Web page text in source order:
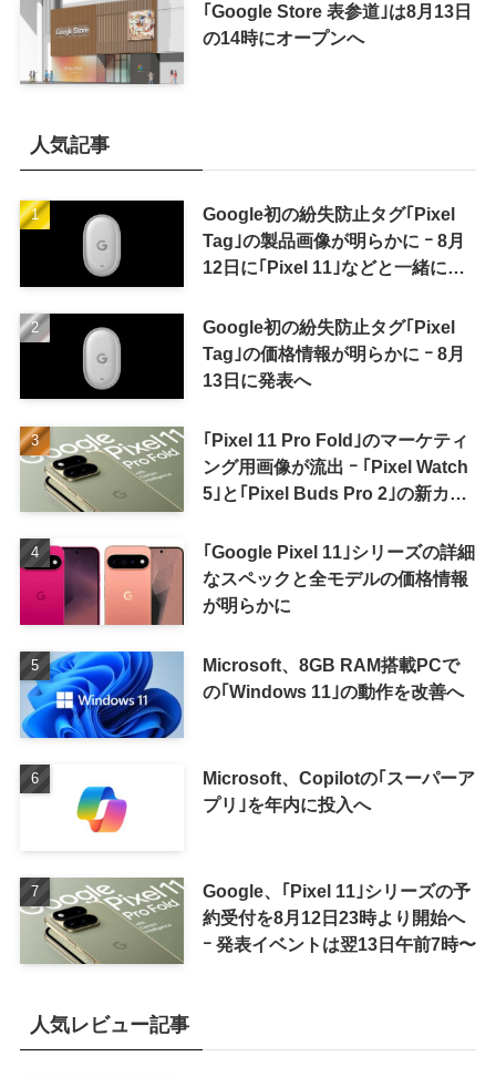
｢Google Store 表参道｣は8月13日
の14時にオープンへ
人気記事
Google初の紛失防止タグ｢Pixel
Tag｣の製品画像が明らかに ｰ 8月
12日に｢Pixel 11｣などと一緒に発
Google初の紛失防止タグ｢Pixel
Tag｣の価格情報が明らかに ｰ 8月
13日に発表へ
｢Pixel 11 Pro Fold｣のマーケティ
ング用画像が流出 ｰ ｢Pixel Watch
5｣と｢Pixel Buds Pro 2｣の新カラ
｢Google Pixel 11｣シリーズの詳細
なスペックと全モデルの価格情報
が明らかに
Microsoft、8GB RAM搭載PCで
の｢Windows 11｣の動作を改善へ
Microsoft、Copilotの｢スーパーア
プリ｣を年内に投入へ
Google、｢Pixel 11｣シリーズの予
約受付を8月12日23時より開始へ
ｰ 発表イベントは翌13日午前7時〜
人気レビュー記事